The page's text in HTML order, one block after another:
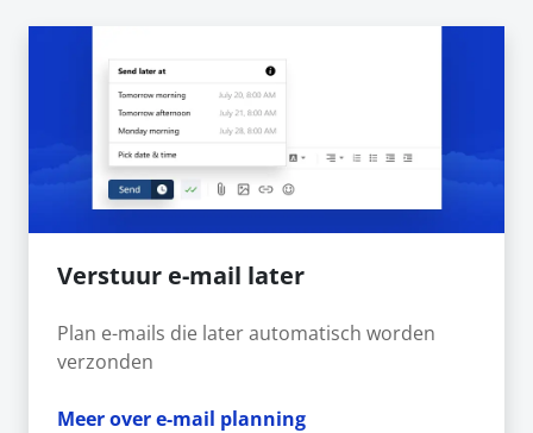
Verstuur e-mail later
Plan e-mails die later automatisch worden
verzonden
Meer over e-mail planning